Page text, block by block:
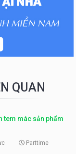
QUAN
tem mác sản phẩm
Parttime